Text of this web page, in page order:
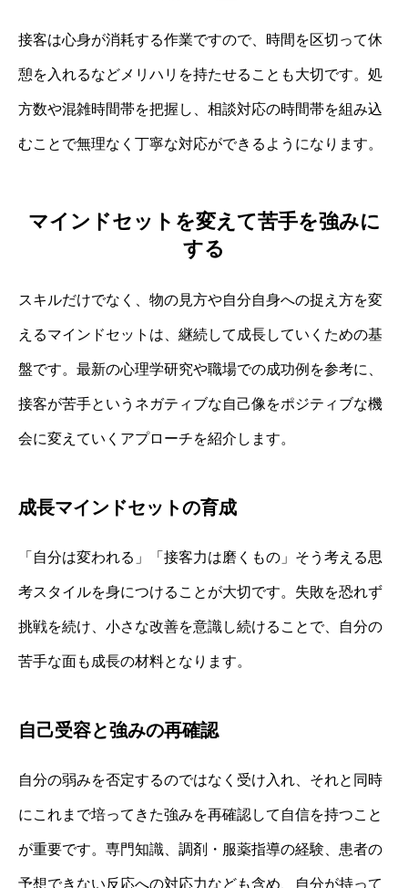
接客は心身が消耗する作業ですので、時間を区切って休
憩を入れるなどメリハリを持たせることも大切です。処
方数や混雑時間帯を把握し、相談対応の時間帯を組み込
むことで無理なく丁寧な対応ができるようになります。
マインドセットを変えて苦手を強みに
する
スキルだけでなく、物の見方や自分自身への捉え方を変
えるマインドセットは、継続して成長していくための基
盤です。最新の心理学研究や職場での成功例を参考に、
接客が苦手というネガティブな自己像をポジティブな機
会に変えていくアプローチを紹介します。
成長マインドセットの育成
「自分は変われる」「接客力は磨くもの」そう考える思
考スタイルを身につけることが大切です。失敗を恐れず
挑戦を続け、小さな改善を意識し続けることで、自分の
苦手な面も成長の材料となります。
自己受容と強みの再確認
自分の弱みを否定するのではなく受け入れ、それと同時
にこれまで培ってきた強みを再確認して自信を持つこと
が重要です。専門知識、調剤・服薬指導の経験、患者の
予想できない反応への対応力なども含め、自分が持って